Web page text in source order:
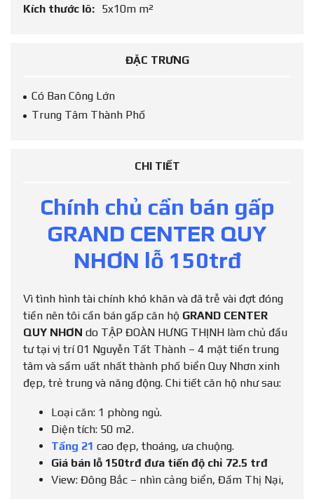
Kích thước lô: 5x10m m²
ĐẶC TRƯNG
Có Ban Công Lớn
Trung Tâm Thành Phố
CHI TIẾT
Chính chủ cần bán gấp
GRAND CENTER QUY
NHƠN lỗ 150trđ
Vì tình hình tài chính khó khăn và đã trễ vài đợt đóng
tiền nên tôi cần bán gấp căn hộ GRAND CENTER
QUY NHƠN do TẬP ĐOÀN HƯNG THỊNH làm chủ đầu
tư tại vị trí 01 Nguyễn Tất Thành – 4 mặt tiền trung
tâm và sầm uất nhất thành phố biển Quy Nhơn xinh
đẹp, trẻ trung và năng động. Chi tiết căn hộ như sau:
Loại căn: 1 phòng ngủ.
Diện tích: 50 m2.
Tầng 21 cao đẹp, thoáng, ưa chuộng.
Giá bán lỗ 150trđ đưa tiến độ chỉ 72.5 trđ
View: Đông Bắc – nhìn cảng biển, Đầm Thị Nại,